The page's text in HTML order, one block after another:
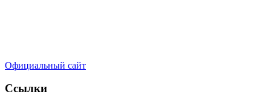
Официальный сайт
Ссылки